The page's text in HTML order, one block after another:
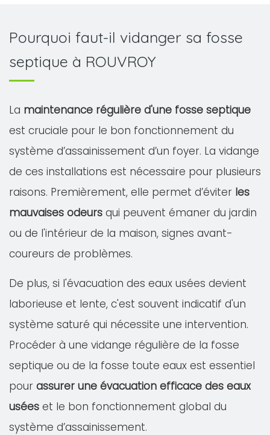
Pourquoi faut-il vidanger sa fosse
septique à ROUVROY
La maintenance régulière d'une fosse septique
est cruciale pour le bon fonctionnement du
système d’assainissement d’un foyer. La vidange
de ces installations est nécessaire pour plusieurs
raisons. Premièrement, elle permet d’éviter les
mauvaises odeurs qui peuvent émaner du jardin
ou de l'intérieur de la maison, signes avant-
coureurs de problèmes.
De plus, si l'évacuation des eaux usées devient
laborieuse et lente, c'est souvent indicatif d'un
système saturé qui nécessite une intervention.
Procéder à une vidange régulière de la fosse
septique ou de la fosse toute eaux est essentiel
pour assurer une évacuation efficace des eaux
usées et le bon fonctionnement global du
système d’assainissement.